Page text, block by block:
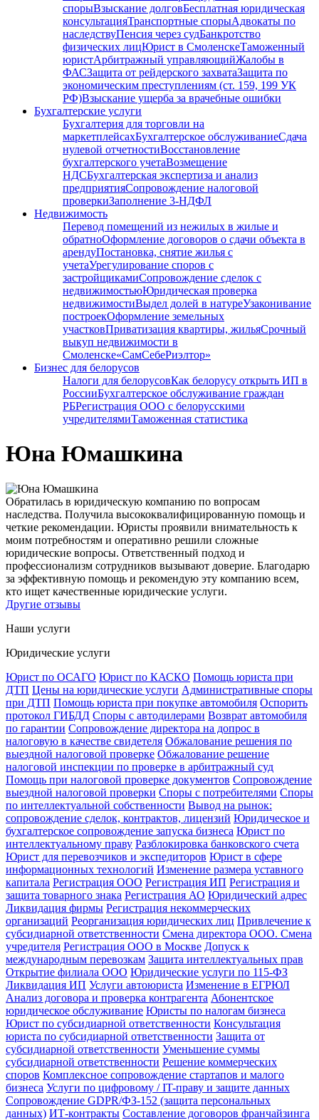
спорыВзыскание долговБесплатная юридическая
консультацияТранспортные спорыАдвокаты по
наследствуПенсия через судБанкротство
физических лицЮрист в СмоленскеТаможенный
юристАрбитражный управляющийЖалобы в
ФАСЗащита от рейдерского захватаЗащита по
экономическим преступлениям (ст. 159, 199 УК
РФ)Взыскание ущерба за врачебные ошибки
Бухгалтерские услуги
Бухгалтерия для торговли на
маркетплейсахБухгалтерское обслуживаниеСдача
нулевой отчетностиВосстановление
бухгалтерского учетаВозмещение
НДСБухгалтерская экспертиза и анализ
предприятияСопровождение налоговой
проверкиЗаполнение 3-НДФЛ
Недвижимость
Перевод помещений из нежилых в жилые и
обратноОформление договоров о сдачи объекта в
арендуПостановка, снятие жилья с
учетаУрегулирование споров с
застройщикамиСопровождение сделок с
недвижимостьюЮридическая проверка
недвижимостиВыдел долей в натуреУзаконивание
построекОформление земельных
участковПриватизация квартиры, жильяСрочный
выкуп недвижимости в
Cмоленске«СамСебеРиэлтор»
Бизнес для белорусов
Налоги для белорусовКак белорусу открыть ИП в
РоссииБухгалтерское обслуживание граждан
РБРегистрация ООО с белорусскими
учредителямиТаможенная статистика
Юна Юмашкина
Обратилась в юридическую компанию по вопросам
наследства. Получила высококвалифицированную помощь и
четкие рекомендации. Юристы проявили внимательность к
моим потребностям и оперативно решили сложные
юридические вопросы. Ответственный подход и
профессионализм сотрудников вызывают доверие. Благодарю
за эффективную помощь и рекомендую эту компанию всем,
кто ищет качественные юридические услуги.
Другие отзывы
Наши услуги
Юридические услуги
Юрист по ОСАГО Юрист по КАСКО Помощь юриста при
ДТП Цены на юридические услуги Административные споры
при ДТП Помощь юриста при покупке автомобиля Оспорить
протокол ГИБДД Споры с автодилерами Возврат автомобиля
по гарантии Сопровождение директора на допрос в
налоговую в качестве свидетеля Обжалование решения по
выездной налоговой проверке Обжалование решение
налоговой инспекции по проверке в арбитражный суд
Помощь при налоговой проверке документов Сопровождение
выездной налоговой проверки Споры с потребителями Споры
по интеллектуальной собственности Вывод на рынок:
сопровождение сделок, контрактов, лицензий Юридическое и
бухгалтерское сопровождение запуска бизнеса Юрист по
интеллектуальному праву Разблокировка банковского счета
Юрист для перевозчиков и экспедиторов Юрист в сфере
информационных технологий Изменение размера уставного
капитала Регистрация ООО Регистрация ИП Регистрация и
защита товарного знака Регистрация АО Юридический адрес
Ликвидация фирмы Регистрация некоммерческих
организаций Реорганизация юридических лиц Привлечение к
субсидиарной ответственности Смена директора ООО. Смена
учредителя Регистрация ООО в Москве Допуск к
международным перевозкам Защита интеллектуальных прав
Открытие филиала ООО Юридические услуги по 115-ФЗ
Ликвидация ИП Услуги автоюриста Изменение в ЕГРЮЛ
Анализ договора и проверка контрагента Абонентское
юридическое обслуживание Юристы по налогам бизнеса
Юрист по субсидиарной ответственности Консультация
юриста по субсидиарной ответственности Защита от
субсидиарной ответственности Уменьшение суммы
субсидиарной ответственности Решение коммерческих
споров Комплексное сопровождение стартапов и малого
бизнеса Услуги по цифровому / IT-праву и защите данных
Сопровождение GDPR/ФЗ-152 (защита персональных
данных) ИТ-контракты Составление договоров франчайзинга